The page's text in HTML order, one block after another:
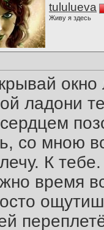
tululueva
Живу я здесь
ладони
со мною
К
время